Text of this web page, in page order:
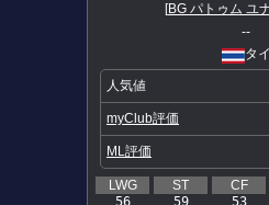
[BG パトゥム ユ
--
タイ
人気値
myClub評価
ML評価
LWG
56
ST
59
CF
53